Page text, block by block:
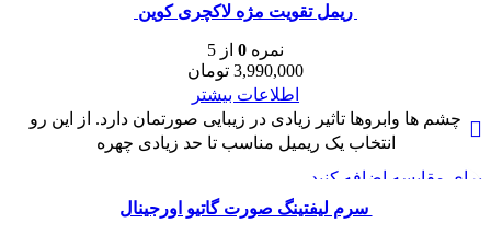
ريمل تقويت مژه لاكچری كوين
نمره 0 از 5
3,990,000 تومان
اطلاعات بیشتر
چشم ها وابروها تاثیر زیادی در زیبایی صورتمان دارد. از این رو
انتخاب یک ریمیل مناسب تا حد زیادی چهره
برای مقایسه اضافه کنید
سرم ليفتينگ صورت گاتیو اورجینال